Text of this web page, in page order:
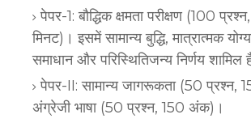
पेपर-1: बौद्धिक क्षमता परीक्षण (100
मिनट)। इसमें सामान्य बुद्धि, मात्रात्मक
समाधान और परिस्थितिजन्य निर्णय शामिल
पेपर-II: सामान्य जागरूकता (50
अंग्रेजी भाषा (50 प्रश्न, 150 अंक)।